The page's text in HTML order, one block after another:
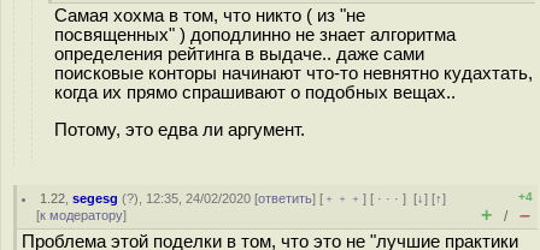
Самая хохма в том, что никто ( из "не
посвященных" ) доподлинно не знает алгоритма
определения рейтинга в выдаче.. даже сами
поисковые конторы начинают что-то невнятно кудахтать,
когда их прямо спрашивают о подобных вещах..
Потому, это едва ли аргумент.
1.22 ,segesg (?), 12:35, 24/02/2020 [ответить] [ ﹢﹢﹢] [ · · ·][↓] [↑]
[к модератору]
+4
+ / –
Проблема этой поделки в том, что это не "лучшие практики